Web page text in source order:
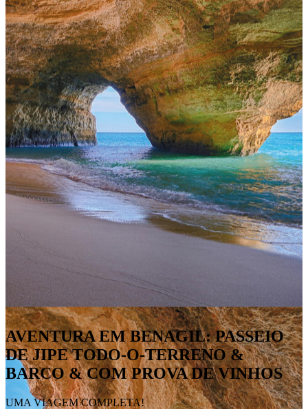
AVENTURA EM BENAGIL: PASSEIO
DE JIPE TODO-O-TERRENO &
BARCO & COM PROVA DE VINHOS
UMA VIAGEM COMPLETA!